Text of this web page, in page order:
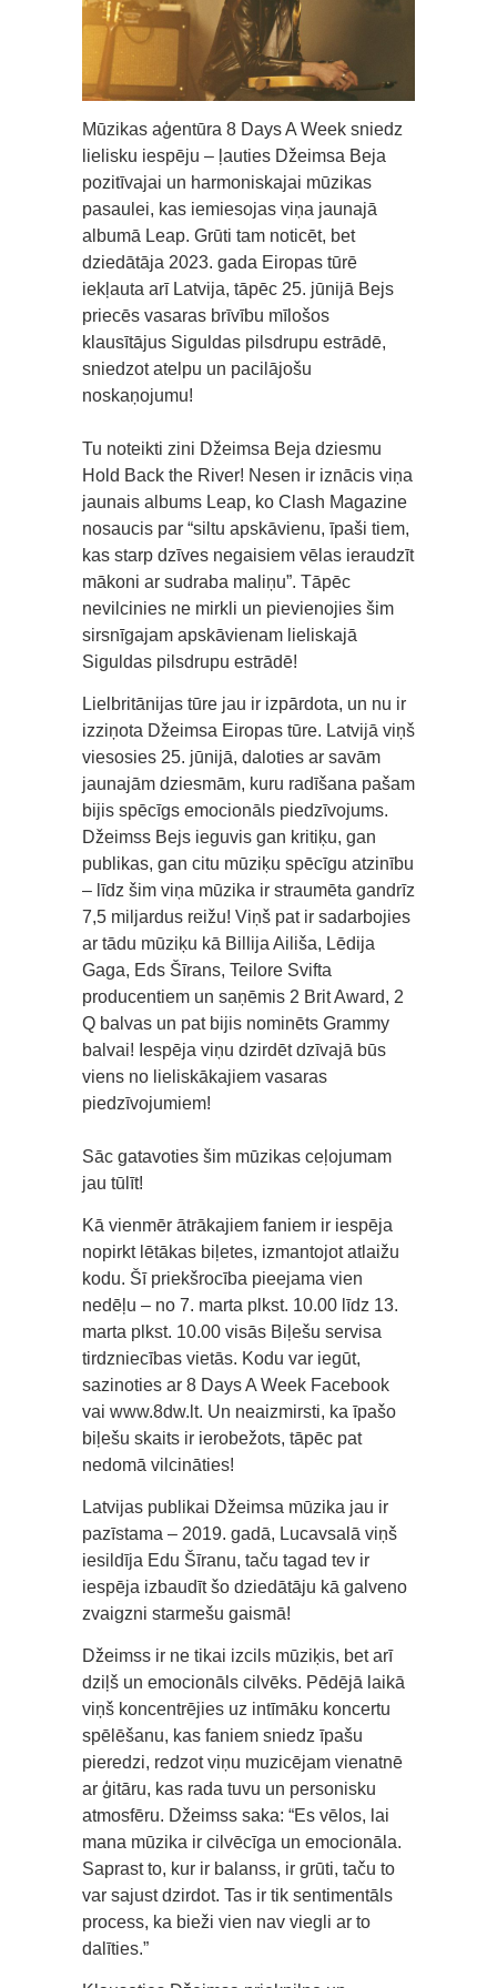
Mūzikas aģentūra 8 Days A Week sniedz
lielisku iespēju – ļauties Džeimsa Beja
pozitīvajai un harmoniskajai mūzikas
pasaulei, kas iemiesojas viņa jaunajā
albumā Leap. Grūti tam noticēt, bet
dziedātāja 2023. gada Eiropas tūrē
iekļauta arī Latvija, tāpēc 25. jūnijā Bejs
priecēs vasaras brīvību mīlošos
klausītājus Siguldas pilsdrupu estrādē,
sniedzot atelpu un pacilājošu
noskaņojumu!
Tu noteikti zini Džeimsa Beja dziesmu
Hold Back the River! Nesen ir iznācis viņa
jaunais albums Leap, ko Clash Magazine
nosaucis par “siltu apskāvienu, īpaši tiem,
kas starp dzīves negaisiem vēlas ieraudzīt
mākoni ar sudraba maliņu”. Tāpēc
nevilcinies ne mirkli un pievienojies šim
sirsnīgajam apskāvienam lieliskajā
Siguldas pilsdrupu estrādē!
Lielbritānijas tūre jau ir izpārdota, un nu ir
izziņota Džeimsa Eiropas tūre. Latvijā viņš
viesosies 25. jūnijā, daloties ar savām
jaunajām dziesmām, kuru radīšana pašam
bijis spēcīgs emocionāls piedzīvojums.
Džeimss Bejs ieguvis gan kritiķu, gan
publikas, gan citu mūziķu spēcīgu atzinību
– līdz šim viņa mūzika ir straumēta gandrīz
7,5 miljardus reižu! Viņš pat ir sadarbojies
ar tādu mūziķu kā Billija Ailiša, Lēdija
Gaga, Eds Šīrans, Teilore Svifta
producentiem un saņēmis 2 Brit Award, 2
Q balvas un pat bijis nominēts Grammy
balvai! Iespēja viņu dzirdēt dzīvajā būs
viens no lieliskākajiem vasaras
piedzīvojumiem!
Sāc gatavoties šim mūzikas ceļojumam
jau tūlīt!
Kā vienmēr ātrākajiem faniem ir iespēja
nopirkt lētākas biļetes, izmantojot atlaižu
kodu. Šī priekšrocība pieejama vien
nedēļu – no 7. marta plkst. 10.00 līdz 13.
marta plkst. 10.00 visās Biļešu servisa
tirdzniecības vietās. Kodu var iegūt,
sazinoties ar 8 Days A Week Facebook
vai www.8dw.lt. Un neaizmirsti, ka īpašo
biļešu skaits ir ierobežots, tāpēc pat
nedomā vilcināties!
Latvijas publikai Džeimsa mūzika jau ir
pazīstama – 2019. gadā, Lucavsalā viņš
iesildīja Edu Šīranu, taču tagad tev ir
iespēja izbaudīt šo dziedātāju kā galveno
zvaigzni starmešu gaismā!
Džeimss ir ne tikai izcils mūziķis, bet arī
dziļš un emocionāls cilvēks. Pēdējā laikā
viņš koncentrējies uz intīmāku koncertu
spēlēšanu, kas faniem sniedz īpašu
pieredzi, redzot viņu muzicējam vienatnē
ar ģitāru, kas rada tuvu un personisku
atmosfēru. Džeimss saka: “Es vēlos, lai
mana mūzika ir cilvēcīga un emocionāla.
Saprast to, kur ir balanss, ir grūti, taču to
var sajust dzirdot. Tas ir tik sentimentāls
process, ka bieži vien nav viegli ar to
dalīties.”